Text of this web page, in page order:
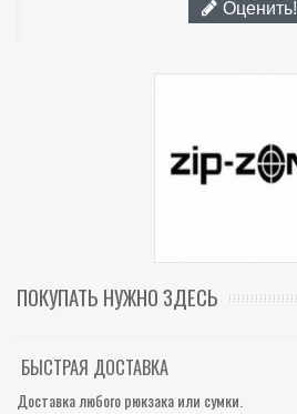
Оценить!
ПОКУПАТЬ НУЖНО ЗДЕСЬ
БЫСТРАЯ ДОСТАВКА
Доставка любого рюкзака или сумки.